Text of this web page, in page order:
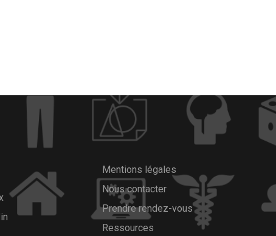
Mentions légales
Nous contacter
Prendre rendez-vous
Ressources